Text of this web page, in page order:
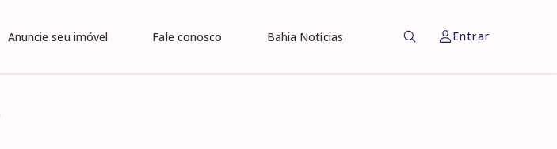
Anuncie seu imóvel Fale conosco Bahia Notícias Entrar